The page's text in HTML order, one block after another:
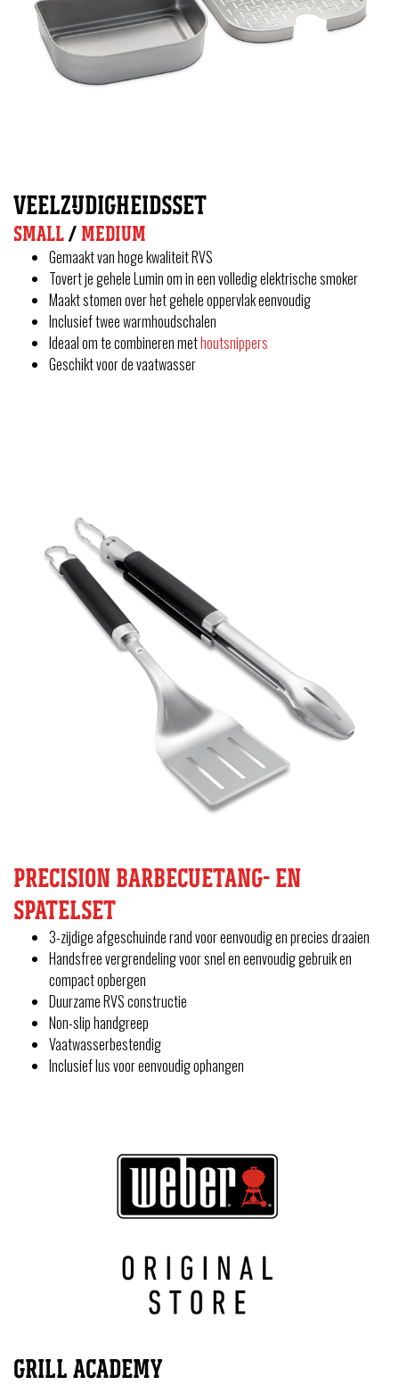
VEELZIJDIGHEIDSSET
SMALL/ MEDIUM
Gemaakt van hoge kwaliteit RVS
Tovert je gehele Lumin om in een volledig elektrische smoker
Maakt stomen over het gehele oppervlak eenvoudig
Inclusief twee warmhoudschalen
Ideaal om te combineren methoutsnippers
Geschikt voor de vaatwasser
PRECISION BARBECUETANG- EN
SPATELSET
3-zijdige afgeschuinde rand voor eenvoudig en precies draaien
Handsfree vergrendeling voor snel en eenvoudig gebruik en
compact opbergen
Duurzame RVS constructie
Non-slip handgreep
Vaatwasserbestendig
Inclusief lus voor eenvoudig ophangen
GRILL ACADEMY